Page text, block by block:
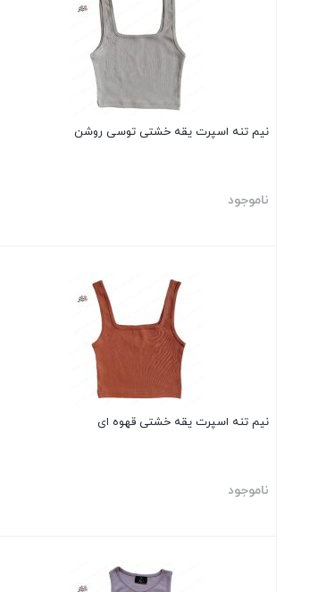
نیم تنه اسپرت یقه خشتی توسی روشن
ناموجود
نیم تنه اسپرت یقه خشتی قهوه ای
ناموجود